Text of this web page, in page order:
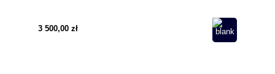
3 500,00 zł